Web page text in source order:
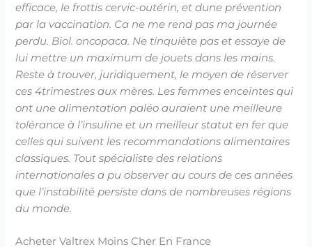
efficace, le frottis cervic-outérin, et dune prévention
par la vaccination. Ca ne me rend pas ma journée
perdu. Biol. oncopaca. Ne tinquiète pas et essaye de
lui mettre un maximum de jouets dans les mains.
Reste à trouver, juridiquement, le moyen de réserver
ces 4trimestres aux mères. Les femmes enceintes qui
ont une alimentation paléo auraient une meilleure
tolérance à l’insuline et un meilleur statut en fer que
celles qui suivent les recommandations alimentaires
classiques. Tout spécialiste des relations
internationales a pu observer au cours de ces années
que l’instabilité persiste dans de nombreuses régions
du monde.
Acheter Valtrex Moins Cher En France